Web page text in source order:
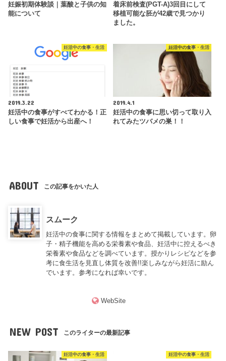
妊娠初期体験談｜葉酸と子供の知
能について
着床前検査(PGT-A)3回目にして
移植可能な胚が42歳で見つかり
ました。
妊活中の食事・生活
2019.3.22
妊活中の食事がすべてわかる！正
しい食事で妊活から出産へ！
妊活中の食事・生活
2019.4.1
妊活中の食事に思い切って取り入
れてみたツバメの巣！！
ABOUT この記事をかいた人
スムーク
妊活中の食事に関する情報をまとめて掲載しています。卵
子・精子機能を高める栄養素や食品、妊活中に控えるべき
栄養素や食品などを調べています。授かりレシピなどを参
考に食生活を見直し体質を改善!!楽しみながら妊活に励ん
でいます。参考になれば幸いです。
WebSite
NEW POST このライターの最新記事
妊活中の食事・生活 妊活中の食事・生活